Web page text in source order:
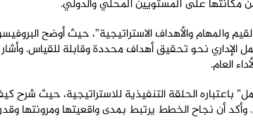
مكانتها على المستويين المحلي والدولي.
والمهام والأهداف الاستراتيجية”، حيث أوضح
الإداري نحو تحقيق أهداف محددة وقابلة للقياس.
العام.
باعتباره الحلقة التنفيذية للاستراتيجية، حيث شرح
وأكد أن نجاح الخطط يرتبط بمدى واقعيتها ومرونتها